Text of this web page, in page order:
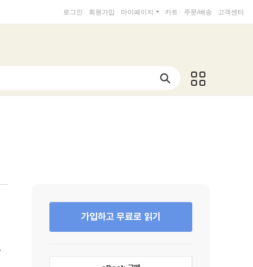
로그인 회원가입 마이페이지 카트 주문/배송 고객센터
가입하고 무료로 읽기